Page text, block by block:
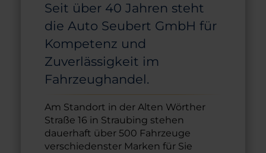
Seit über 40 Jahren steht
die Auto Seubert GmbH für
Kompetenz und
Zuverlässigkeit im
Fahrzeughandel.
Am Standort in der Alten Wörther
Straße 16 in Straubing stehen
dauerhaft über 500 Fahrzeuge
verschiedenster Marken für Sie